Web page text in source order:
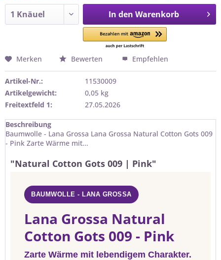
In den Warenkorb
Merken Bewerten Empfehlen
Artikel-Nr.:
11530009
Artikelgewicht:
0,05 kg
Freitextfeld 1:
27.05.2026
Beschreibung
Baumwolle - Lana Grossa Lana Grossa Natural Cotton Gots 009
- Pink Zarte Wärme mit...
"Natural Cotton Gots 009 | Pink"
BAUMWOLLE - LANA GROSSA
Lana Grossa Natural
Cotton Gots 009 - Pink
Zarte Wärme mit lebendigem Charakter.